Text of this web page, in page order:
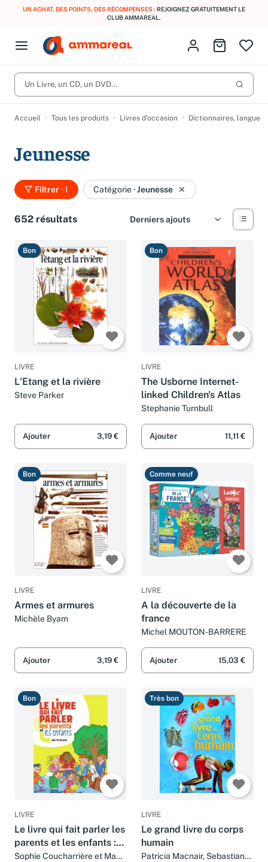
UN ACHAT, DES POINTS, DES RÉCOMPENSES : REJOIGNEZ GRATUITEMENT LE
CLUB AMMAREAL.
Open menu
Fermer le menu
CD d'occasion
Partitions
Culture à 1 €
Nos engagements
Produits Catégories
Vous n'avez pas trouvé l'article que vous cherchiez ?
Activez les notifications dans votre compte pour être alerté dès
Identifiez-vous
Aller au
Un Livre, un CD, un DVD...
Accueil Tous les produits Livres d’occasion Dictionnaires, langues
Jeunesse
Filtrer· 1 Catégorie·Jeunesse
652 résultats
Bon
LIVRE
L'Etang et la rivière
Steve Parker
Ajouter 3,19 €
Bon
LIVRE
The Usborne Internet-
linked Children's Atlas
Stephanie Turnbull
Ajouter 11,11 €
Bon
LIVRE
Armes et armures
Michèle Byam
Ajouter 3,19 €
Comme neuf
LIVRE
A la découverte de la
france
Michel MOUTON-BARRERE
Ajouter 15,03 €
Bon
LIVRE
Le livre qui fait parler les
parents et les enfants :
de 7 à 10 ans
Sophie Coucharrière et Manu
Très bon
LIVRE
Le grand livre du corps
humain
Patricia Macnair, Sebastian